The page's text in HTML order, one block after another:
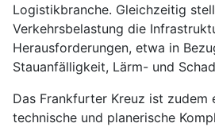
Logistikbranche. Gleichzeitig
Verkehrsbelastung die
Herausforderungen, etwa in
Stauanfälligkeit, Lärm- und
Das Frankfurter Kreuz ist zudem
technische und planerische